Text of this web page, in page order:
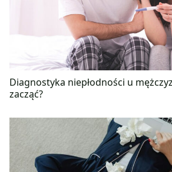
Diagnostyka niepłodności u
zacząć?